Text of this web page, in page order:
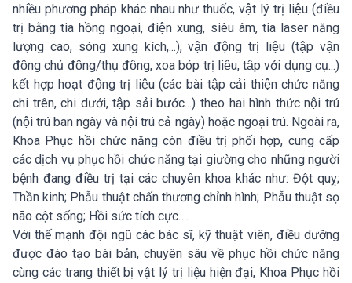
nhiều phương pháp khác nhau như thuốc, vật lý trị liệu (điều
trị bằng tia hồng ngoại, điện xung, siêu âm, tia laser năng
lượng cao, sóng xung kích,...), vận động trị liệu (tập vận
động chủ động/thụ động, xoa bóp trị liệu, tập với dụng cụ...)
kết hợp hoạt động trị liệu (các bài tập cải thiện chức năng
chi trên, chi dưới, tập sải bước...) theo hai hình thức nội trú
(nội trú ban ngày và nội trú cả ngày) hoặc ngoại trú. Ngoài ra,
Khoa Phục hồi chức năng còn điều trị phối hợp, cung cấp
các dịch vụ phục hồi chức năng tại giường cho những người
bệnh đang điều trị tại các chuyên khoa khác như: Đột quỵ;
Thần kinh; Phẫu thuật chấn thương chỉnh hình; Phẫu thuật sọ
não cột sống; Hồi sức tích cực….
Với thế mạnh đội ngũ các bác sĩ, kỹ thuật viên, điều dưỡng
được đào tạo bài bản, chuyên sâu về phục hồi chức năng
cùng các trang thiết bị vật lý trị liệu hiện đại, Khoa Phục hồi